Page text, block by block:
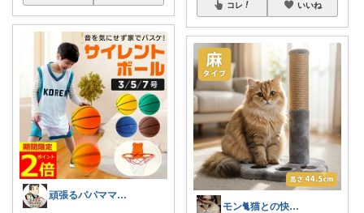
頑張るパパママ応援隊@育児・子供用品紹介
コレ いいね
モン🐈猫との快適な暮らし